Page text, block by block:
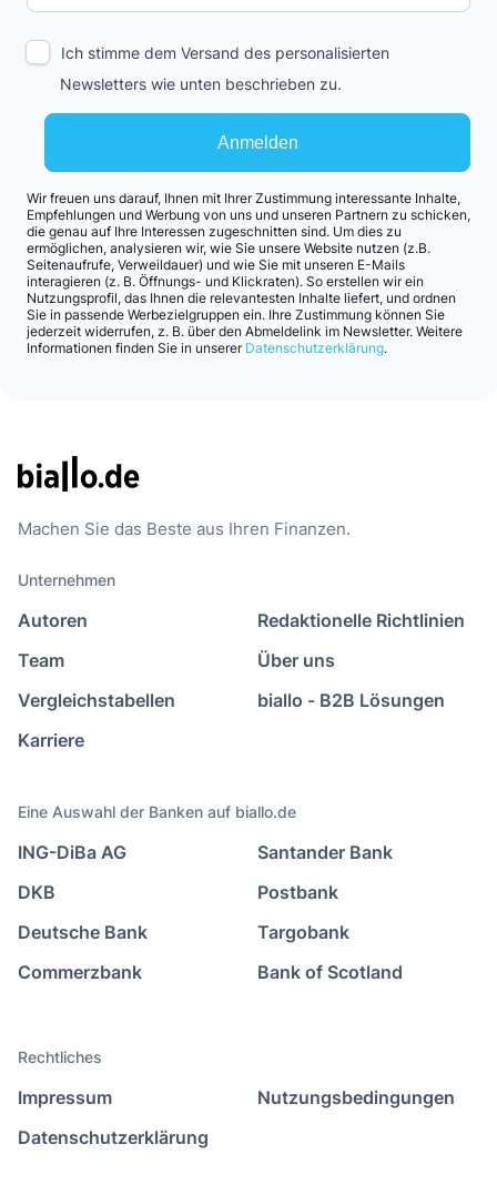
Anmelden
Ich stimme dem Versand des personalisierten
Newsletters wie unten beschrieben zu.
Wir freuen uns darauf, Ihnen mit Ihrer Zustimmung interessante Inhalte,
Empfehlungen und Werbung von uns und unseren Partnern zu schicken,
die genau auf Ihre Interessen zugeschnitten sind. Um dies zu
ermöglichen, analysieren wir, wie Sie unsere Website nutzen (z.B.
Seitenaufrufe, Verweildauer) und wie Sie mit unseren E-Mails
interagieren (z. B. Öffnungs- und Klickraten). So erstellen wir ein
Nutzungsprofil, das Ihnen die relevantesten Inhalte liefert, und ordnen
Sie in passende Werbezielgruppen ein. Ihre Zustimmung können Sie
jederzeit widerrufen, z. B. über den Abmeldelink im Newsletter. Weitere
Informationen finden Sie in unserer Datenschutzerklärung.
Machen Sie das Beste aus Ihren Finanzen.
Unternehmen
Autoren
Team
Vergleichstabellen
Karriere
Redaktionelle Richtlinien
Über uns
biallo - B2B Lösungen
Eine Auswahl der Banken auf biallo.de
ING-DiBa AG
DKB
Deutsche Bank
Commerzbank
Santander Bank
Postbank
Targobank
Bank of Scotland
Rechtliches
Impressum
Datenschutzerklärung
Nutzungsbedingungen